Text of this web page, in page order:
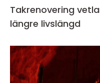
Takrenovering
längre livslängd